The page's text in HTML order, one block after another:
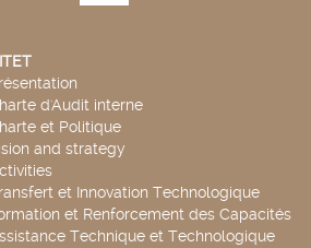
d'Audit interne
et Politique
and strategy
et Innovation Technologique
et Renforcement des Capacités
Technique et Technologique